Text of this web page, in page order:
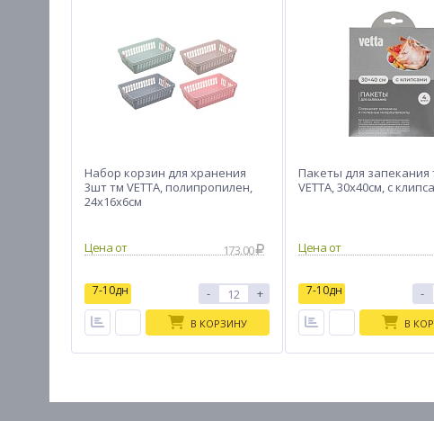
Набор корзин для хранения
3шт тм VETTA, полипропилен,
24х16х6см
173.00
7-10дн - +
В КОРЗИНУ
Пакеты для запекания
VETTA, 30x40см, с
7-10дн -
В